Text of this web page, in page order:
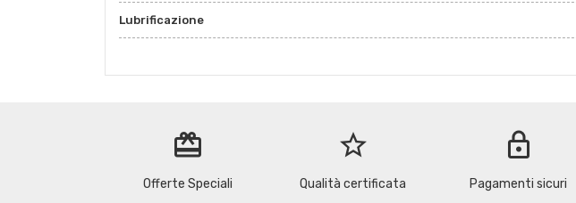
Lubrificazione
redeem
Offerte Speciali
star_border
Qualità certificata
lock
Pagamenti sicuri